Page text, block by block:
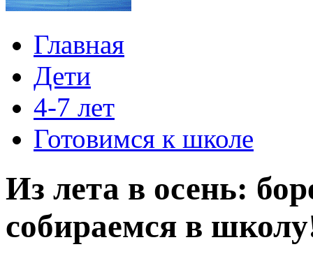
Главная
Дети
4-7 лет
Готовимся к школе
Из лета в осень:
собираемся в